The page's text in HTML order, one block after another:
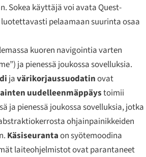
Sokea käyttäjä voi avata Quest-
pelaamaan suurinta osaa
kuoren navigointia varten
ja pienessä joukossa sovelluksia.
javärikorjaussuodatinovat
uudelleenmäppäystoimii
ja pienessä joukossa sovelluksia, jotka
ohjainpainikkeiden
Käsiseurantaon syötemoodina
laiteohjelmistot ovat parantaneet